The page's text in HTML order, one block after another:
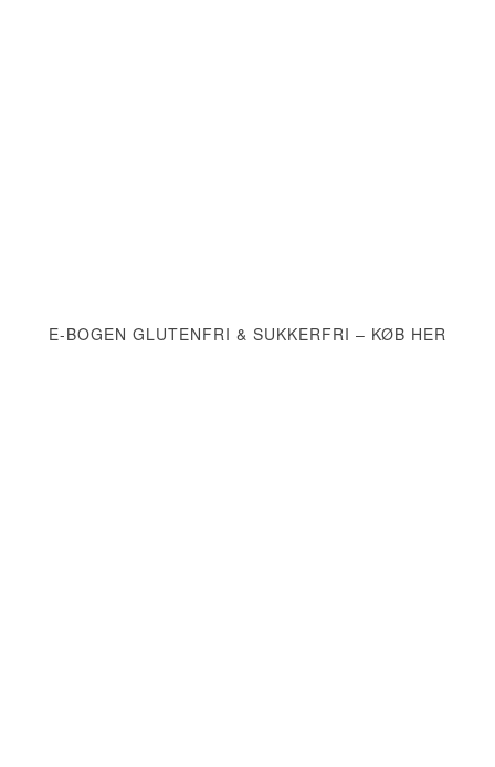
E-BOGEN GLUTENFRI & SUKKERFRI – KØB HER